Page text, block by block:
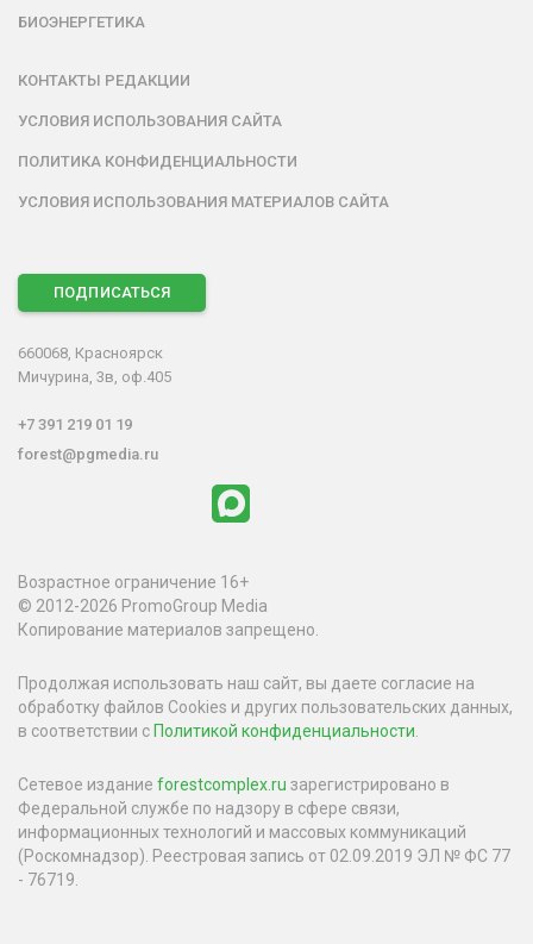
БИОЭНЕРГЕТИКА
КОНТАКТЫ РЕДАКЦИИ
УСЛОВИЯ ИСПОЛЬЗОВАНИЯ САЙТА
ПОЛИТИКА КОНФИДЕНЦИАЛЬНОСТИ
УСЛОВИЯ ИСПОЛЬЗОВАНИЯ МАТЕРИАЛОВ САЙТА
ПОДПИСАТЬСЯ
660068, Красноярск
Мичурина, 3в, оф.405
+7 391 219 01 19
forest@pgmedia.ru
Возрастное ограничение 16+
© 2012-2026 PromoGroup Media
Копирование материалов запрещено.
Продолжая использовать наш сайт, вы даете согласие на
обработку файлов Cookies и других пользовательских данных,
в соответствии с Политикой конфиденциальности
Сетевое издание forestcomplex.ru зарегистрировано в
Федеральной службе по надзору в сфере связи,
информационных технологий и массовых коммуникаций
(Роскомнадзор). Реестровая запись от 02.09.2019 ЭЛ № ФС 77
- 76719.